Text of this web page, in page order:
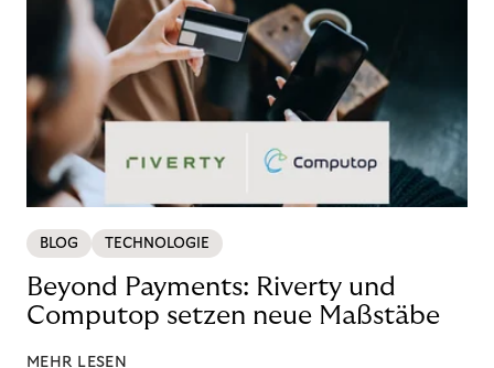
BLOG TECHNOLOGIE
Beyond Payments: Riverty und
Computop setzen neue Maßstäbe
MEHR LESEN